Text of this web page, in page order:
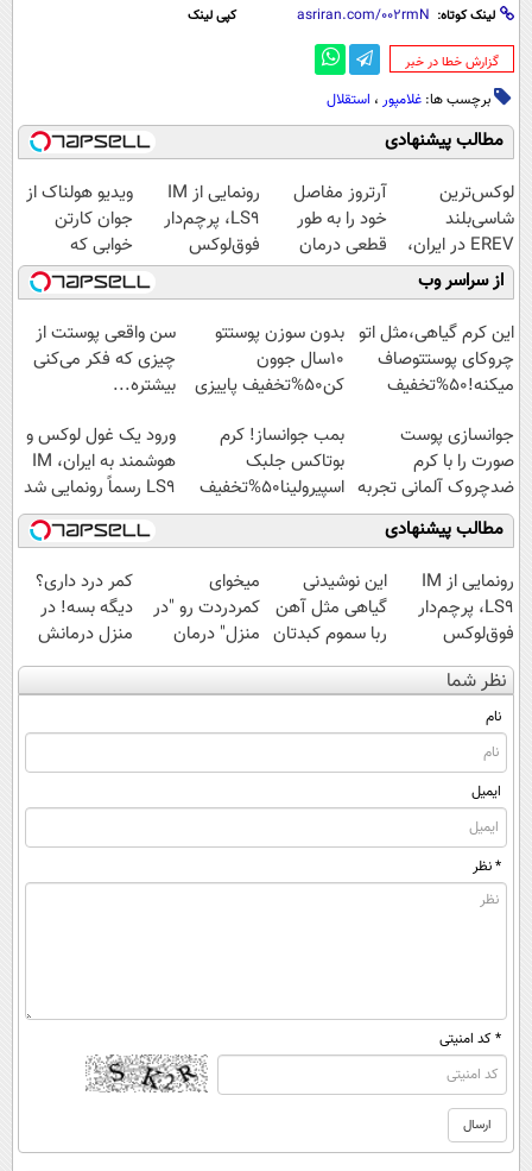
لینک کوتاه: کپی لینک
‌گزارش خطا در خبر
برچسب ها: غلامپور ، استقلال
مطالب پیشنهادی
لوکس‌ترین
شاسی‌بلند
EREV در ایران،
توسط نیکا موتور
رونمایی شد!
آرتروز مفاصل
خود را به طور
قطعی درمان
کنید!
◗پرسش‌نامه◖
رونمایی از IM
LS9، پرچم‌دار
فوق‌لوکس
EREV وارد بازار
ایران شد
ویدیو هولناک از
جوان کارتن
خوابی که
میلیاردر شد.
آموزش رایگان
از سراسر وب
این کرم گیاهی،مثل اتو
چروکای پوستتوصاف
میکنه!50%تخفیف
بدون سوزن پوستتو
10سال جوون
کن50%تخفیف پاییزی
سن واقعی پوستت از
چیزی که فکر می‌کنی
بیشتره...
جوانسازی پوست
صورت را با کرم
ضدچروک آلمانی تجربه
کنید!
بمب جوانساز! کرم
بوتاکس جلبک
اسپیرولینا50%تخفیف
ورود یک غول لوکس و
هوشمند به ایران، IM
LS9 رسماً رونمایی شد
مطالب پیشنهادی
رونمایی از IM
LS9، پرچم‌دار
فوق‌لوکس
EREV وارد بازار
ایران شد
این نوشیدنی
گیاهی مثل آهن
ربا سموم کبدتان
را نابود می کند
میخوای
کمردردت رو "در
منزل" درمان
کنی؟ (◂فیلم +
◂پرسش‌نامه)
کمر درد داری؟
دیگه بسه! در
منزل درمانش
کن
(◀پرسش‌نامه)
نظر شما
نام
ایمیل
* نظر
* کد امنیتی